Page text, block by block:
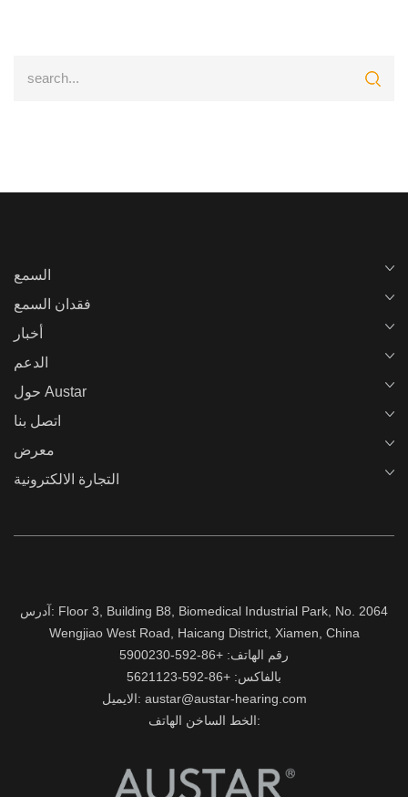
السمع
فقدان السمع
أخبار
الدعم
حول Austar
اتصل بنا
معرض
التجارة الالكترونية
آدرس: Floor 3, Building B8, Biomedical Industrial Park, No. 2064
Wengjiao West Road, Haicang District, Xiamen, China
رقم الهاتف: +86-592-5900230
بالفاكس: +86-592-5621123
الايميل: austar@austar-hearing.com
الخط الساخن الهاتف: